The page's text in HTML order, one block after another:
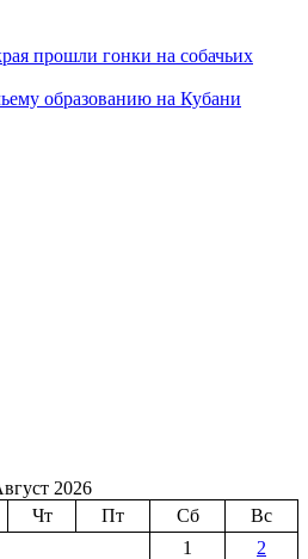
прошли гонки на собачьих
образованию на Кубани
2026
Чт Пт Сб
Вс
1
2